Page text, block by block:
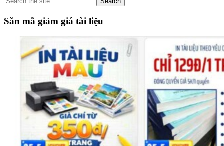
the
site
...
Săn mã giảm giá tài liệu